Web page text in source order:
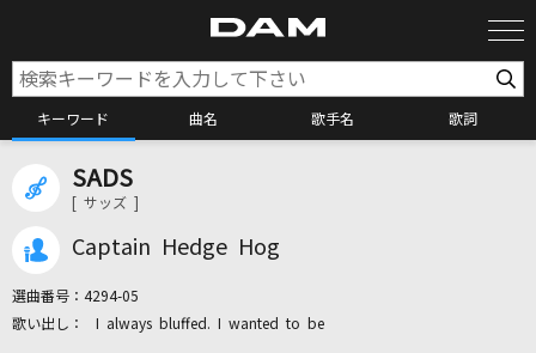
キーワード 曲名 歌手名 歌詞
カラオケ店舗検索
SADS
[ サッズ ]
Captain Hedge Hog
選曲番号： 4294-05
I always bluffed. I wanted to be